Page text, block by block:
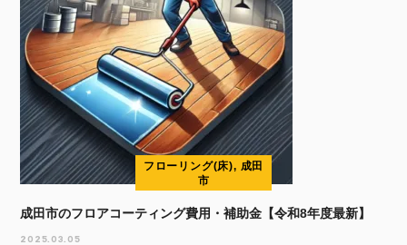
フローリング(床), 成田
市
成田市のフロアコーティング費用・補助金【令和8年度最新】
2025.03.05